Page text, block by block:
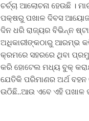
ଚର୍ଚ୍ଚା ଆଲୋଚନା ହେଉଛି ।
ପକ୍ଷରୁ ପଖାଳ ଦିବସ
ଦିନ ଧରି ରାଜ୍ୟର ବିଭିନ୍ନ
ଅଧିକାରୀଙ୍କଠାରୁ ଆରମ୍ଭ କରି
କ୍ରମରେ ସହରରେ ଥିବା
କରି ହୋଟେଲ ମଧ୍ୟ ବୁକ୍
ଯେତିକି ପରିମାଣର ଅର୍ଥ
ଉଠିଛି..ଆଉ ଏବେ ଏହି ପଖାଳ